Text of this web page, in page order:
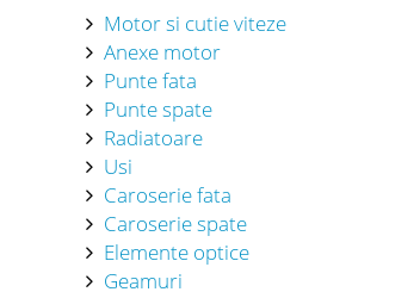
Motor si cutie viteze
Anexe motor
Punte fata
Punte spate
Radiatoare
Usi
Caroserie fata
Caroserie spate
Elemente optice
Geamuri